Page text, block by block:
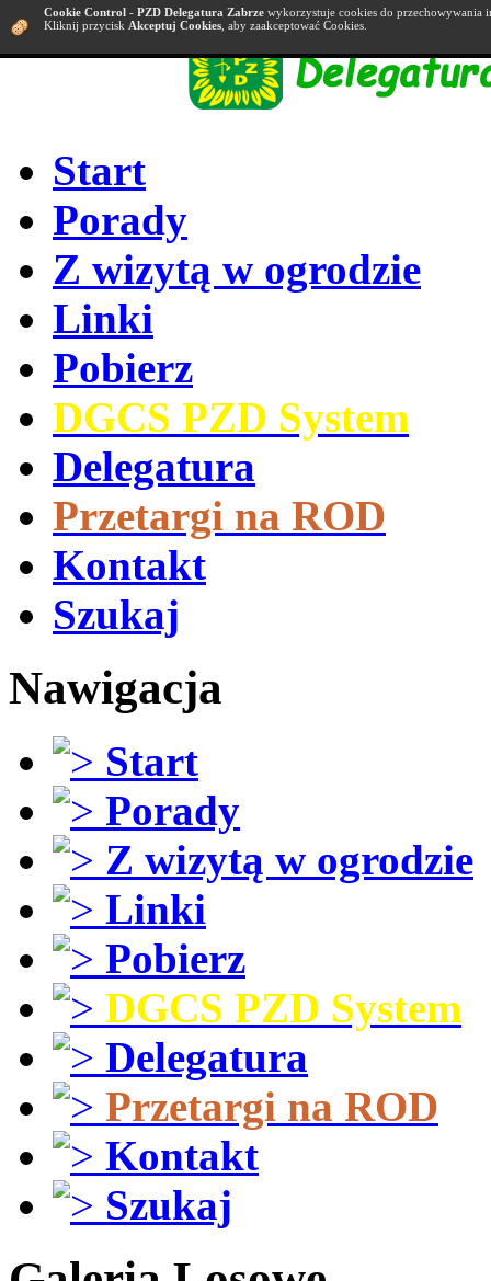
Start
Porady
Z wizytą w ogrodzie
Linki
Pobierz
DGCS PZD System
Delegatura
Przetargi na ROD
Kontakt
Szukaj
Nawigacja
Start
Porady
Z wizytą w ogrodzie
Linki
Pobierz
DGCS PZD System
Delegatura
Przetargi na ROD
Kontakt
Szukaj
Cookie Control - PZD Delegatura Zabrze wykorzystuje cookies do przechowywania
Kliknij przycisk Akceptuj Cookies , aby zaakceptować Cookies.